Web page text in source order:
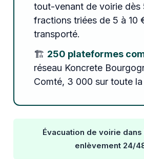
tout-venant de voirie dès
fractions triées de 5 à 10
transporté.
🏗️ 250 plateformes
réseau Koncrete
Comté, 3 000 sur toute la
Évacuation de voirie dans
enlèvement 24/